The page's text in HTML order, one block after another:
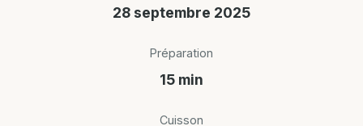
28 septembre 2025
Préparation
15 min
Cuisson